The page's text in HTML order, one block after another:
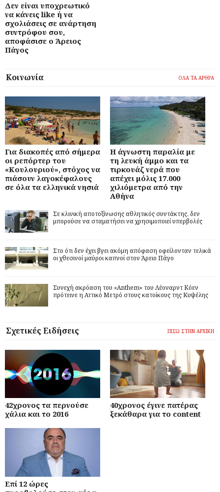
Δεν είναι υποχρεωτικό
να κάνεις like ή να
σχολιάσεις σε ανάρτηση
συντρόφου σου,
αποφάσισε ο Άρειος
Πάγος
Κοινωνία ΟΛΑ ΤΑ ΑΡΘΡΑ
Για διακοπές από σήμερα
οι ρεπόρτερ του
«Κουλουριού», στόχος να
πιάσουν λαγοκέφαλους
σε όλα τα ελληνικά νησιά
Η άγνωστη παραλία με
τη λευκή άμμο και τα
τιρκουάζ νερά που
απέχει μόλις 17.000
χιλιόμετρα από την
Αθήνα
Σε κλινική αποτοξίνωσης αθλητικός συντάκτης, δεν
μπορούσε να σταματήσει να χρησιμοποιεί υπερβολές
Στο ότι δεν έχει βγει ακόμη απόφαση οφείλονταν τελικά
οι χθεσινοί μαύροι καπνοί στον Άρειο Πάγο
Συνεχή ακρόαση του «Anthem» του Λέοναρντ Κόεν
πρότεινε η Αττικό Μετρό στους κατοίκους της Κυψέλης
Σχετικές Ειδήσεις ΠΙΣΩ ΣΤΗΝ ΑΡΧΙΚΗ
42χρονος τα περνούσε
χάλια και το 2016
40χρονος έγινε πατέρας
ξεκάθαρα για το content
Επί 12 ώρες